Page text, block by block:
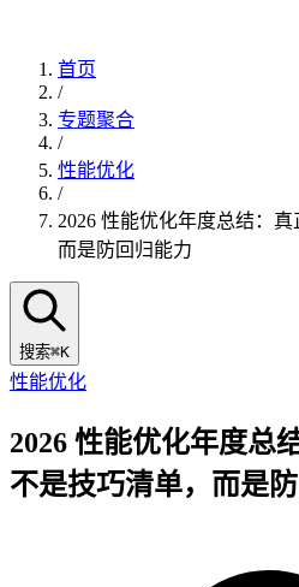
首页
/
专题聚合
/
性能优化
/
2026 性能优化年度总结：
而是防回归能力
搜索⌘K
性能优化
2026 性能优化年度总
不是技巧清单，而是